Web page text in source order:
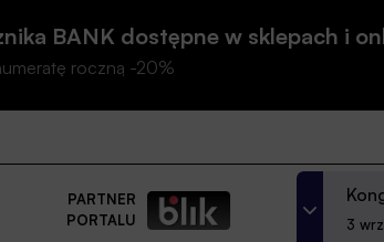
BANK dostępne w sklepach i
roczną -20%
PARTNER
PORTALU
3